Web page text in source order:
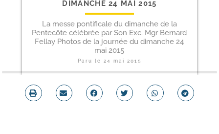
DIMANCHE 24 MAI 2015
La messe pontificale du dimanche de la
Pentecôte célébrée par Son Exc. Mgr Bernard
Fellay Photos de la journée du dimanche 24
mai 2015
Paru le 24 mai 2015